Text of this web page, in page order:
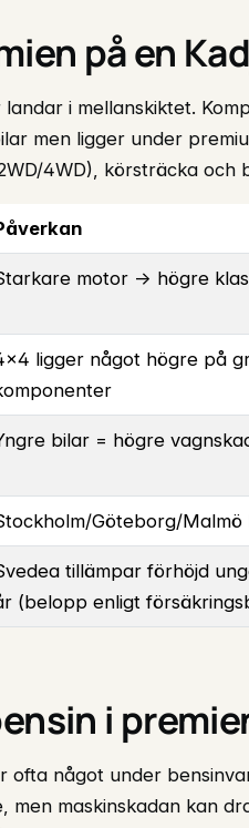
på en
i mellanskiktet.
men ligger under
4WD), körsträcka och
motor → högre
ligger något högre på
bilar = högre
Göteborg/Malmö
tillämpar förhöjd
(belopp enligt
i
ofta något under
men maskinskadan kan